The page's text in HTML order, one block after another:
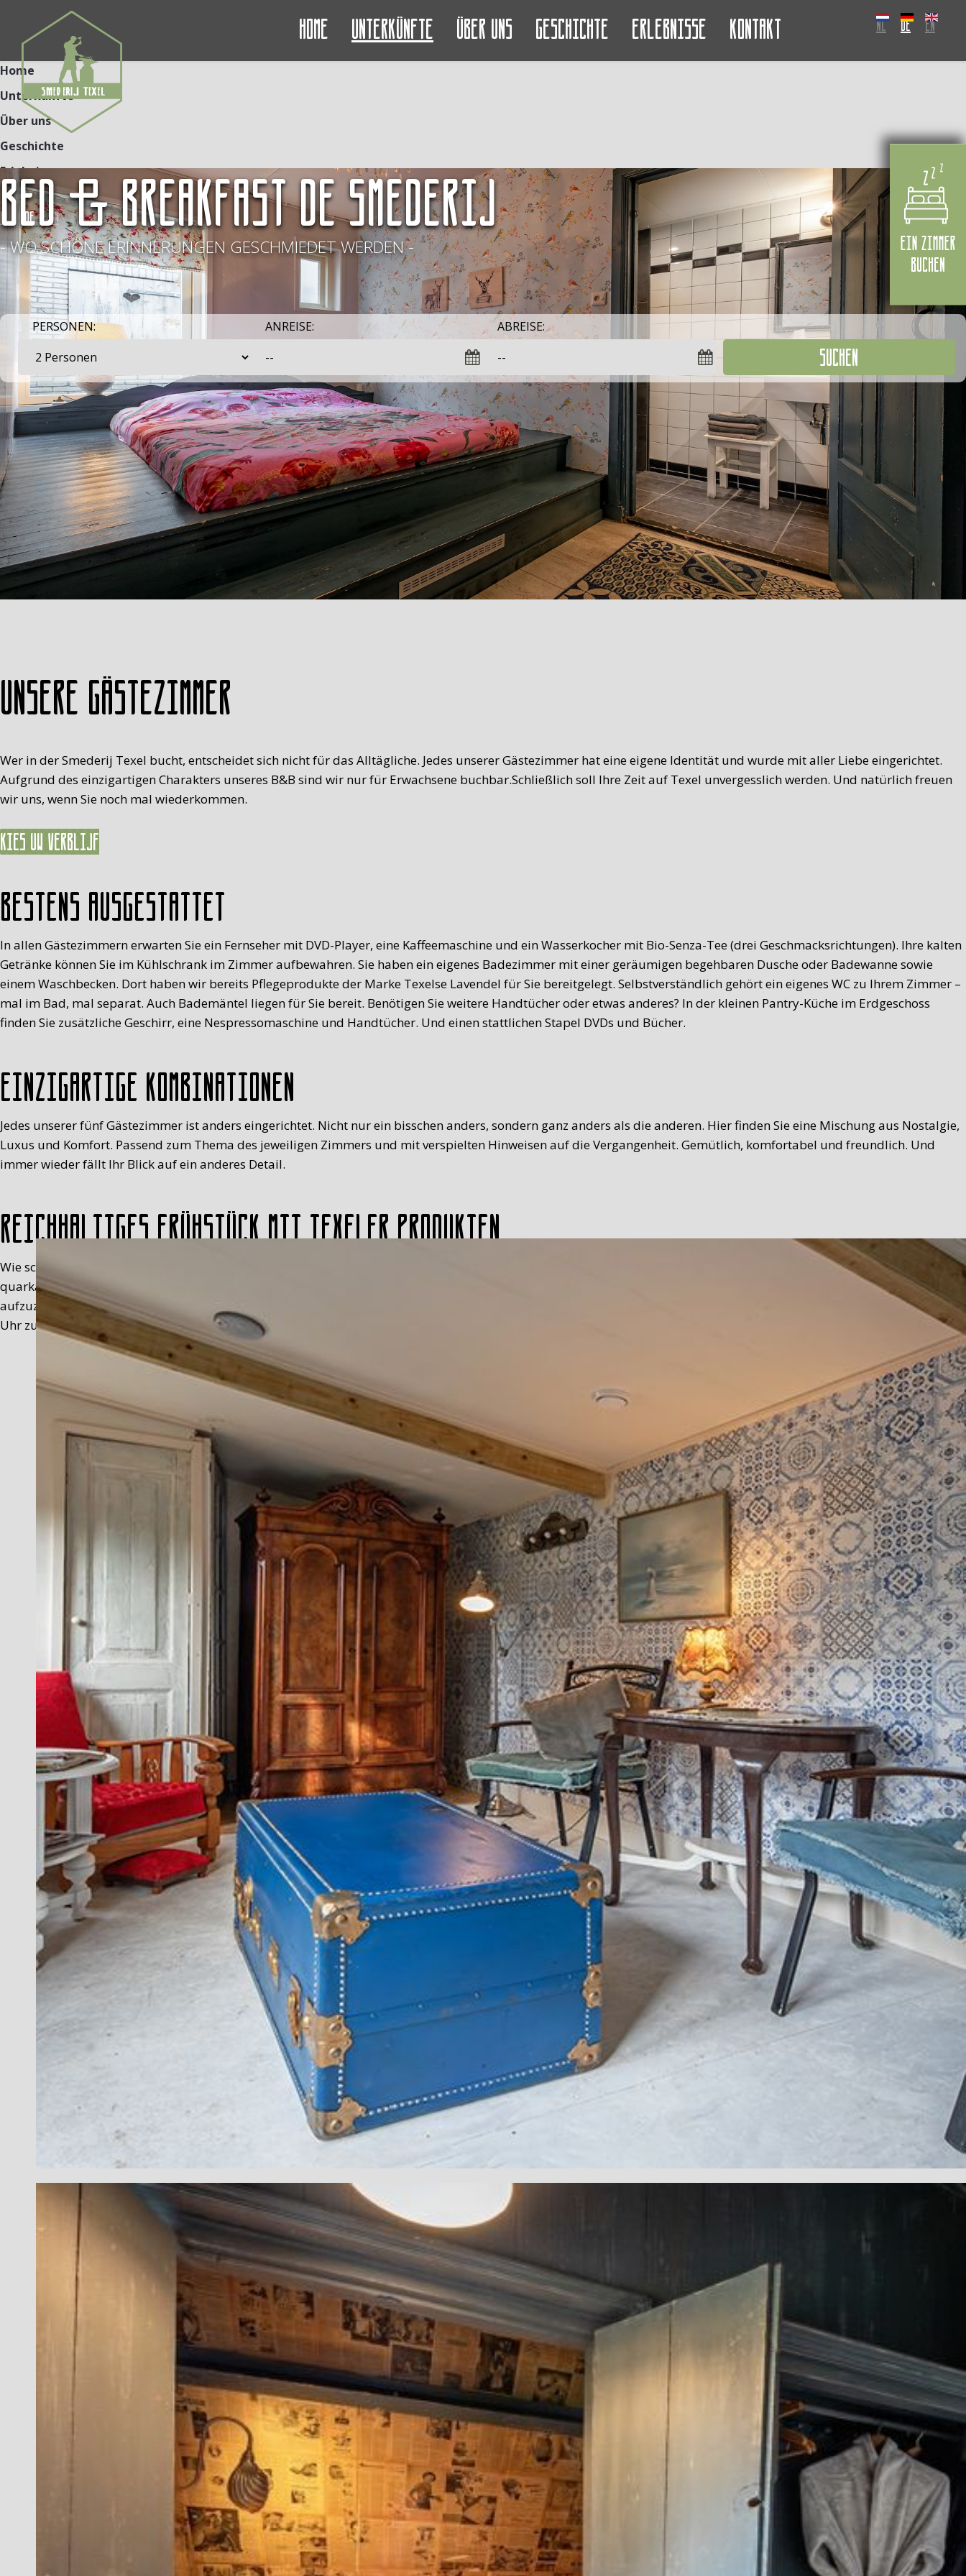
Home Unterkünfte Über uns Geschichte Erlebnisse Kontakt NL DE EN
Home
Unterkünfte
Über uns
Geschichte
Erlebnisse
Kontakt
NL DE EN
BED & BREAKFAST De Smederij
- WO SCHÖNE ERINNERUNGEN GESCHMIEDET WERDEN -
PERSONEN: ANREISE: ABREISE:
SUCHEN
Unsere Gästezimmer
Wer in der Smederij Texel bucht, entscheidet sich nicht für das Alltägliche. Jedes unserer Gästezimmer hat eine eigene Identität und wurde mit aller Liebe eingerichtet.
Aufgrund des einzigartigen Charakters unseres B&B sind wir nur für Erwachsene buchbar.Schließlich soll Ihre Zeit auf Texel unvergesslich werden. Und natürlich freuen
wir uns, wenn Sie noch mal wiederkommen.
Kies uw verblijf
Bestens ausgestattet
In allen Gästezimmern erwarten Sie ein Fernseher mit DVD-Player, eine Kaffeemaschine und ein Wasserkocher mit Bio-Senza-Tee (drei Geschmacksrichtungen). Ihre kalten
Getränke können Sie im Kühlschrank im Zimmer aufbewahren. Sie haben ein eigenes Badezimmer mit einer geräumigen begehbaren Dusche oder Badewanne sowie
einem Waschbecken. Dort haben wir bereits Pflegeprodukte der Marke Texelse Lavendel für Sie bereitgelegt. Selbstverständlich gehört ein eigenes WC zu Ihrem Zimmer –
mal im Bad, mal separat. Auch Bademäntel liegen für Sie bereit. Benötigen Sie weitere Handtücher oder etwas anderes? In der kleinen Pantry-Küche im Erdgeschoss
finden Sie zusätzliche Geschirr, eine Nespressomaschine und Handtücher. Und einen stattlichen Stapel DVDs und Bücher.
Einzigartige Kombinationen
Jedes unserer fünf Gästezimmer ist anders eingerichtet. Nicht nur ein bisschen anders, sondern ganz anders als die anderen. Hier finden Sie eine Mischung aus Nostalgie,
Luxus und Komfort. Passend zum Thema des jeweiligen Zimmers und mit verspielten Hinweisen auf die Vergangenheit. Gemütlich, komfortabel und freundlich. Und
immer wieder fällt Ihr Blick auf ein anderes Detail.
Reichhaltiges Frühstück mit Texeler Produkten
Wie schon gesagt: „Standardmäßig“ liegt uns nicht so. Unser Frühstück ist reichhaltig und kommt mit einem Texeler Touch. Brot, hausgemachter Hangop (eine
quarkähnliche Milchspeise), duftende Scones aus dem Backofen, frischer Saft, Milch, Ei (mit Mützchen!), Obst, Fleischaufschnitt, süßer Brotaufstrich ... zu viel, um
aufzuzählen. Wo immer möglich, verwenden wir Texeler Produkte. Wir servieren Ihnen das Frühstück in einem Picknickkorb auf Ihrem Zimmer, zwischen 8.30 und 9.30
Uhr zur von Ihnen gewünschten Uhrzeit. Bei schönem Wetter können Sie Ihr Frühstück natürlich auch im Garten einnehmen.